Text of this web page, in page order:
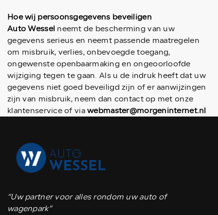
Hoe wij persoonsgegevens beveiligen
Auto Wessel neemt de bescherming van uw
gegevens serieus en neemt passende maatregelen
om misbruik, verlies, onbevoegde toegang,
ongewenste openbaarmaking en ongeoorloofde
wijziging tegen te gaan. Als u de indruk heeft dat uw
gegevens niet goed beveiligd zijn of er aanwijzingen
zijn van misbruik, neem dan contact op met onze
klantenservice of viawebmaster@morgeninternet.nl
“Uw partner voor alles rondom uw auto of
wagenpark”